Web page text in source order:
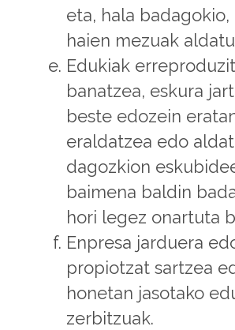
eta, hala
haien mezuak
Edukiak
banatzea, eskura
beste edozein
eraldatzea edo
dagozkion
baimena baldin
hori legez onartuta
Enpresa jarduera
propiotzat sartzea
honetan jasotako
zerbitzuak.